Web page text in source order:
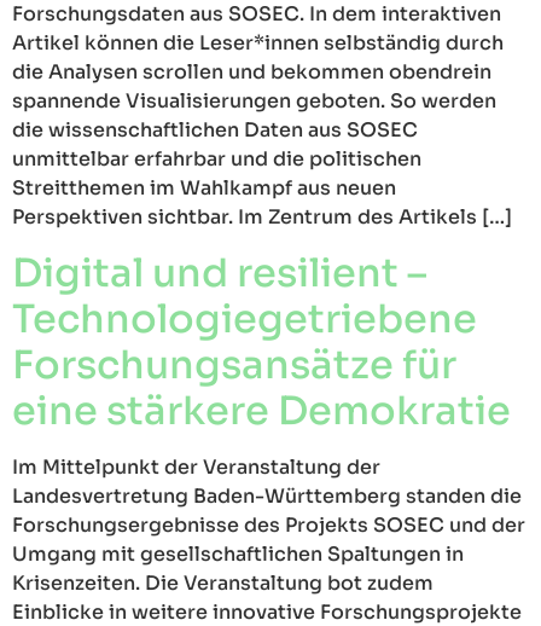
Forschungsdaten aus SOSEC. In dem interaktiven
Artikel können die Leser*innen selbständig durch
die Analysen scrollen und bekommen obendrein
spannende Visualisierungen geboten. So werden
die wissenschaftlichen Daten aus SOSEC
unmittelbar erfahrbar und die politischen
Streitthemen im Wahlkampf aus neuen
Perspektiven sichtbar. Im Zentrum des Artikels […]
Digital und resilient –
Technologiegetriebene
Forschungsansätze für
eine stärkere Demokratie
Im Mittelpunkt der Veranstaltung der
Landesvertretung Baden-Württemberg standen die
Forschungsergebnisse des Projekts SOSEC und der
Umgang mit gesellschaftlichen Spaltungen in
Krisenzeiten. Die Veranstaltung bot zudem
Einblicke in weitere innovative Forschungsprojekte